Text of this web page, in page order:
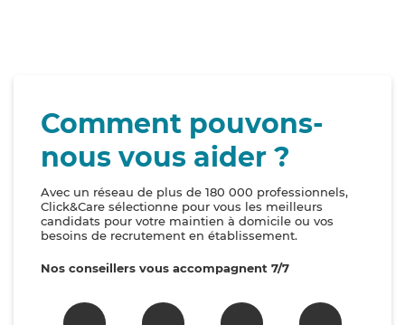
Comment pouvons-
nous vous aider ?
Avec un réseau de plus de 180 000 professionnels,
Click&Care sélectionne pour vous les meilleurs
candidats pour votre maintien à domicile ou vos
besoins de recrutement en établissement.
Nos conseillers vous accompagnent 7/7